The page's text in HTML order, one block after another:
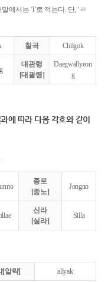
에서는 ‘l’로 적는다. 단, ‘ㄹ
칠곡 Chilgok
대관령
[대괄령]
Daegwallyeon
g
에 따라 다음 각호와 같이
종로
[종노]
Jongno
신라
[실라]
Silla
[알략] allyak